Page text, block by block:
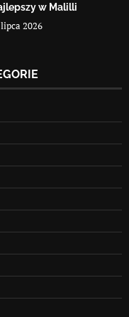
w Malilli
2026